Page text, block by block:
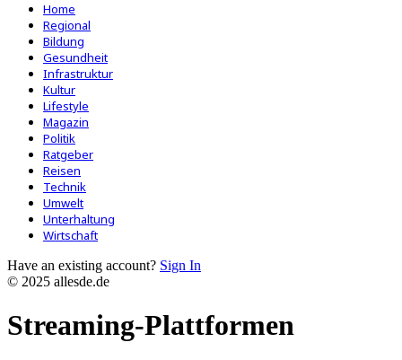
Home
Regional
Bildung
Gesundheit
Infrastruktur
Kultur
Lifestyle
Magazin
Politik
Ratgeber
Reisen
Technik
Umwelt
Unterhaltung
Wirtschaft
Have an existing account? Sign In
© 2025 allesde.de
Streaming-Plattformen